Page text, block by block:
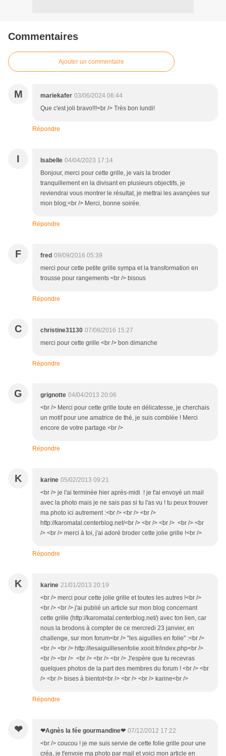
Commentaires
Ajouter un commentaire
M mariekafer 03/06/2024 06:44
Que c'est joli bravo!!!<br /> Très bon lundi!
Répondre
I Isabelle 04/04/2023 17:14
Bonjour, merci pour cette grille, je vais la broder
tranquillement en la divisant en plusieurs objectifs, je
reviendrai vous montrer le résultat, je mettrai les avançées sur
mon blog;<br /> Merci, bonne soirée.
Répondre
F fred 09/09/2016 05:39
merci pour cette petite grille sympa et la transformation en
trousse pour rangements <br /> bisous
Répondre
C christine31130 07/08/2016 15:27
merci pour cette grille <br /> bon dimanche
Répondre
G grignotte 04/04/2013 20:06
<br /> Merci pour cette grille toute en délicatesse, je cherchais
un motif pour une amatrice de thé, je suis comblée ! Merci
encore de votre partage.<br />
Répondre
K karine 05/02/2013 09:21
<br /> je l'ai terminée hier après-midi ! je t'ai envoyé un mail
avec la photo mais je ne sais pas si tu l'as vu ! tu peux trouver
ma photo ici autrement :<br /> <br /> <br />
http://karomatal.centerblog.net/<br /> <br /> <br /> <br /> <br
/> <br /> merci à toi, j'ai adoré broder cette jolie grille !<br />
Répondre
K karine 21/01/2013 20:19
<br /> merci pour cette jolie grille et toutes les autres !<br />
<br /> <br /> j'ai publié un article sur mon blog concernant
cette grille (http://karomatal.centerblog.net/) avec ton lien, car
nous la brodons à compter de ce mercredi 23 janvier, en
challenge, sur mon forum<br /> "les aiguilles en folie" :<br />
<br /> <br /> http://lesaiguillesenfolie.xooit.fr/index.php<br />
<br /> <br /> <br /> <br /> <br /> J'espère que tu recevras
quelques photos de la part des membres du forum ! <br /> <br
/> <br /> bises à bientot<br /> <br /> <br /> karine<br />
Répondre
❤ ❤Agnès la fée gourmandine❤ 07/12/2012 17:22
<br /> coucou ! je me suis servie de cette folie grille pour une
créa, je t'envoie ma photo par mail et voici mon article en